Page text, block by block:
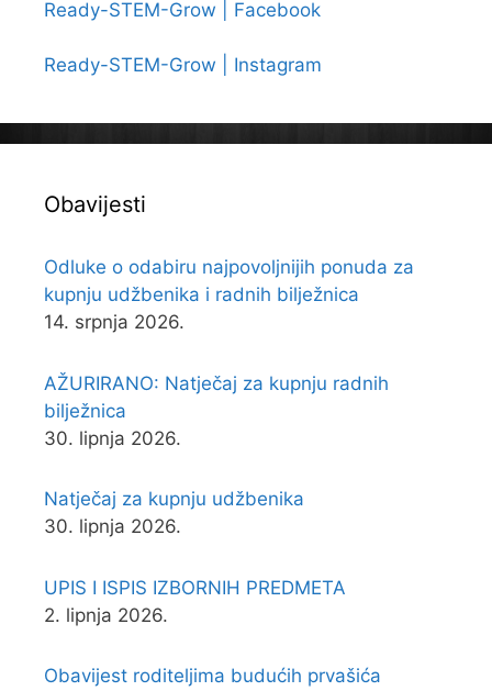
Ready-STEM-Grow | Facebook
Ready-STEM-Grow | Instagram
Obavijesti
Odluke o odabiru najpovoljnijih ponuda za
kupnju udžbenika i radnih bilježnica
14. srpnja 2026.
AŽURIRANO: Natječaj za kupnju radnih
bilježnica
30. lipnja 2026.
Natječaj za kupnju udžbenika
30. lipnja 2026.
UPIS I ISPIS IZBORNIH PREDMETA
2. lipnja 2026.
Obavijest roditeljima budućih prvašića